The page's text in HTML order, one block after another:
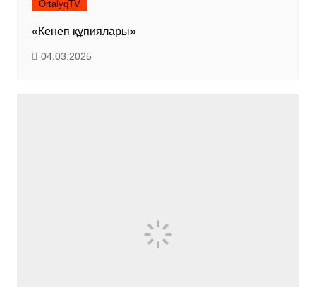
OrtalyqTV
«Кенеп құпиялары»
04.03.2025